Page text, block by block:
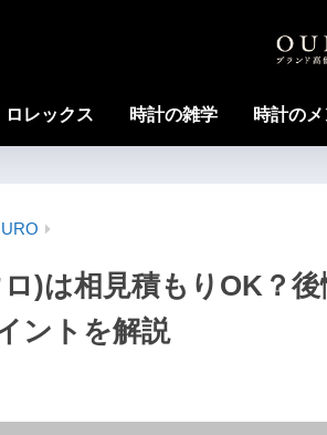
ロレックス 時計の雑学 時計の
)は相見積もりOK？
ントを解説